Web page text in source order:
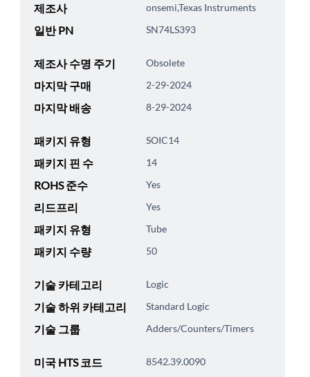
제조사 onsemi,Texas Instruments
일반 PN SN74LS393
제조사 수명 주기 Obsolete
마지막 구매 2-29-2024
마지막 배송 8-29-2024
패키지 유형 SOIC14
패키지 핀 수 14
ROHS 준수 Yes
리드프리 Yes
패키지 유형 Tube
패키지 수량 50
기술 카테고리 Logic
기술 하위 카테고리 Standard Logic
기술 그룹 Adders/Counters/Timers
미국 HTS 코드 8542.39.0090